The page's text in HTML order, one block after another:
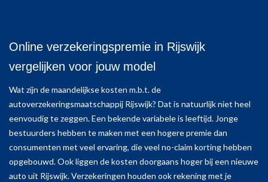
Online verzekeringspremie in Rijswijk
vergelijken voor jouw model
Wat zijn de maandelijkse kosten m.b.t. de
autoverzekeringsmaatschappij Rijswijk? Dat is natuurlijk niet heel
eenvoudig te zeggen. Een bekende variabele is leeftijd. Jonge
bestuurders hebben te maken met een hogere premie dan
consumenten met veel ervaring, die veel no-claim korting hebben
opgebouwd. Ook liggen de kosten doorgaans hoger bij een nieuwe
auto uit Rijswijk. Verzekeringen houden ook rekening met je